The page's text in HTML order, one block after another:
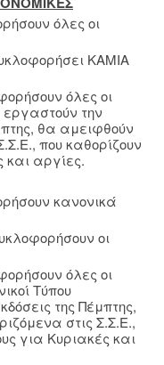
όλες οι
ΚΑΜΙΑ
όλες οι
εργαστούν την
θα αμειφθούν
που καθορίζουν
και αργίες.
κανονικά
οι
όλες οι
Τύπου
της Πέμπτης,
στις Σ.Σ.Ε.,
για Κυριακές και